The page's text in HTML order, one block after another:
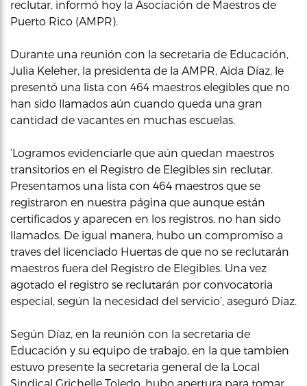
reclutar, informó hoy la Asociación de Maestros de
Puerto Rico (AMPR).
Durante una reunión con la secretaria de Educación,
Julia Keleher, la presidenta de la AMPR, Aida Díaz, le
presentó una lista con 464 maestros elegibles que no
han sido llamados aún cuando queda una gran
cantidad de vacantes en muchas escuelas.
‘Logramos evidenciarle que aún quedan maestros
transitorios en el Registro de Elegibles sin reclutar.
Presentamos una lista con 464 maestros que se
registraron en nuestra página que aunque están
certificados y aparecen en los registros, no han sido
llamados. De igual manera, hubo un compromiso a
traves del licenciado Huertas de que no se reclutarán
maestros fuera del Registro de Elegibles. Una vez
agotado el registro se reclutarán por convocatoria
especial, según la necesidad del servicio’, aseguró Díaz.
Según Díaz, en la reunión con la secretaria de
Educación y su equipo de trabajo, en la que tambien
estuvo presente la secretaria general de la Local
Sindical Grichelle Toledo, hubo apertura para tomar